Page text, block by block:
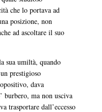
che lo portava ad
posizione, non
ad ascoltare il suo
sua umiltà, quando
prestigioso
dava
burbero, ma non usciva
trasportare dall’eccesso